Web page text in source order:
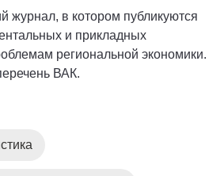
журнал, в котором публикуются
и прикладных
региональной экономики.
ВАК.